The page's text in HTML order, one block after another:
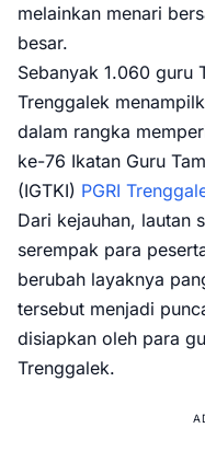
melainkan menari
besar.
Sebanyak 1.060 guru
Trenggalek
dalam rangka
ke-76 Ikatan Guru
(IGTKI) PGRI
Dari kejauhan, lautan
serempak para
berubah layaknya
tersebut menjadi
disiapkan oleh para
Trenggalek.